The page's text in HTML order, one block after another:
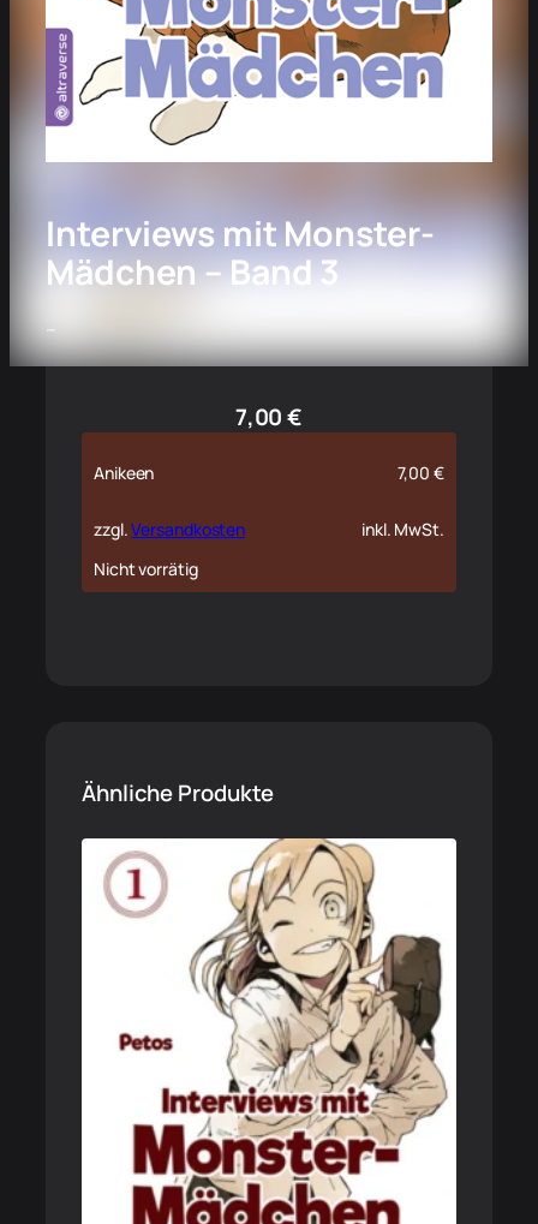
Interviews mit Monster-
Mädchen – Band 3
–
7,00€
Anikeen 7,00€
zzgl.Versandkosten
inkl. MwSt.
Nicht vorrätig
Ähnliche Produkte